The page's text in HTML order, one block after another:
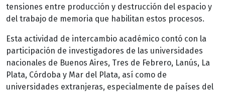
tensiones entre producción y destrucción del espacio y
del trabajo de memoria que habilitan estos procesos.
Esta actividad de intercambio académico contó con la
participación de investigadores de las universidades
nacionales de Buenos Aires, Tres de Febrero, Lanús, La
Plata, Córdoba y Mar del Plata, así como de
universidades extranjeras, especialmente de países del